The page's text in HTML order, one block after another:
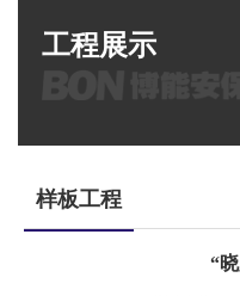
工程展示
样板工程
“